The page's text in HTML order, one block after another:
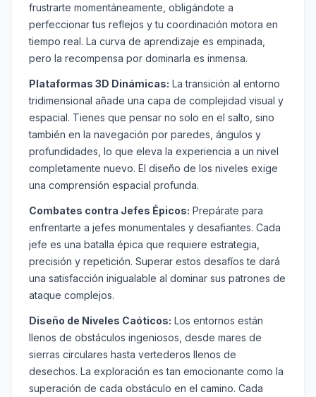
frustrarte momentáneamente, obligándote a
perfeccionar tus reflejos y tu coordinación motora en
tiempo real. La curva de aprendizaje es empinada,
pero la recompensa por dominarla es inmensa.
Plataformas 3D Dinámicas: La transición al entorno
tridimensional añade una capa de complejidad visual y
espacial. Tienes que pensar no solo en el salto, sino
también en la navegación por paredes, ángulos y
profundidades, lo que eleva la experiencia a un nivel
completamente nuevo. El diseño de los niveles exige
una comprensión espacial profunda.
Combates contra Jefes Épicos: Prepárate para
enfrentarte a jefes monumentales y desafiantes. Cada
jefe es una batalla épica que requiere estrategia,
precisión y repetición. Superar estos desafíos te dará
una satisfacción inigualable al dominar sus patrones de
ataque complejos.
Diseño de Niveles Caóticos: Los entornos están
llenos de obstáculos ingeniosos, desde mares de
sierras circulares hasta vertederos llenos de
desechos. La exploración es tan emocionante como la
superación de cada obstáculo en el camino. Cada